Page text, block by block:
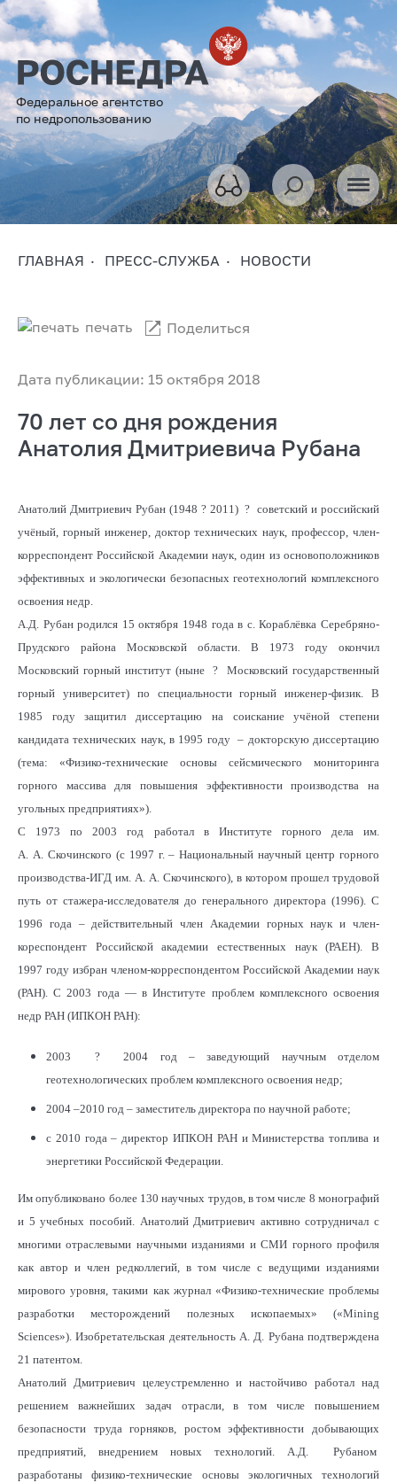
Федеральное агентство
по недропользованию
ГЛАВНАЯ ПРЕСС-СЛУЖБА НОВОСТИ
Дата публикации: 15 октября 2018
печать Поделиться
70 лет со дня рождения
Анатолия Дмитриевича Рубана
Анатолий Дмитриевич Рубан (1948 ? 2011) ? советский и российский
учёный, горный инженер, доктор технических наук, профессор, член-
корреспондент Российской Академии наук, один из основоположников
эффективных и экологически безопасных геотехнологий комплексного
освоения недр.
А.Д. Рубан родился 15 октября 1948 года в с. Кораблёвка Серебряно-
Прудского района Московской области. В 1973 году окончил
Московский горный институт (ныне ? Московский государственный
горный университет) по специальности горный инженер-физик. В
1985 году защитил диссертацию на соискание учёной степени
кандидата технических наук, в 1995 году – докторскую диссертацию
(тема: «Физико-технические основы сейсмического мониторинга
горного массива для повышения эффективности производства на
угольных предприятиях»).
С 1973 по 2003 год работал в Институте горного дела им.
А. А. Скочинского (с 1997 г. – Национальный научный центр горного
производства-ИГД им. А. А. Скочинского), в котором прошел трудовой
путь от стажера-исследователя до генерального директора (1996). С
1996 года – действительный член Академии горных наук и член-
кореспондент Российской академии естественных наук (РАЕН). В
1997 году избран членом-корреспондентом Российской Академии наук
(РАН). С 2003 года — в Институте проблем комплексного освоения
недр РАН (ИПКОН РАН):
2003 ? 2004 год – заведующий научным отделом
геотехнологических проблем комплексного освоения недр;
2004 –2010 год – заместитель директора по научной работе;
с 2010 года – директор ИПКОН РАН и Министерства топлива и
энергетики Российской Федерации.
Им опубликовано более 130 научных трудов, в том числе 8 монографий
и 5 учебных пособий. Анатолий Дмитриевич активно сотрудничал с
многими отраслевыми научными изданиями и СМИ горного профиля
как автор и член редколлегий, в том числе с ведущими изданиями
мирового уровня, такими как журнал «Физико-технические проблемы
разработки месторождений полезных ископаемых» («Mining
Sciences»). Изобретательская деятельность А. Д. Рубана подтверждена
21 патентом.
Анатолий Дмитриевич целеустремленно и настойчиво работал над
решением важнейших задач отрасли, в том числе повышением
безопасности труда горняков, ростом эффективности добывающих
предприятий, внедрением новых технологий. А.Д. Рубаном
разработаны физико-технические основы экологичных технологий